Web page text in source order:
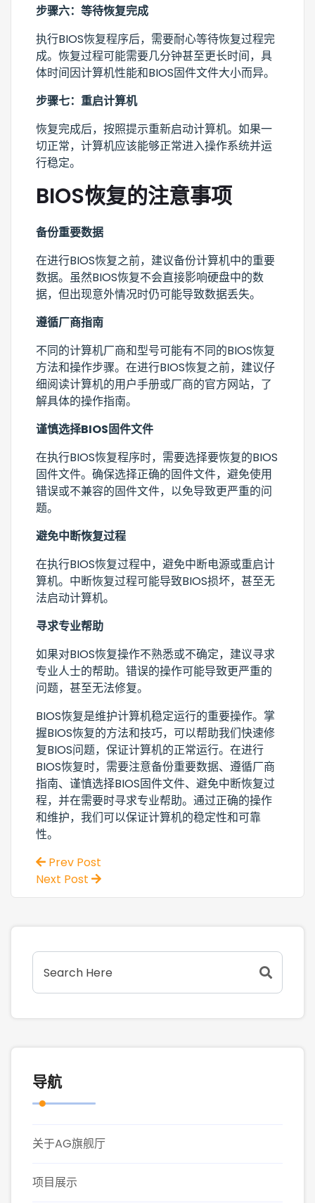
步骤六：等待恢复完成
执行BIOS恢复程序后，需要耐心等待恢复过程完
成。恢复过程可能需要几分钟甚至更长时间，具
体时间因计算机性能和BIOS固件文件大小而异。
步骤七：重启计算机
恢复完成后，按照提示重新启动计算机。如果一
切正常，计算机应该能够正常进入操作系统并运
行稳定。
BIOS恢复的注意事项
备份重要数据
在进行BIOS恢复之前，建议备份计算机中的重要
数据。虽然BIOS恢复不会直接影响硬盘中的数
据，但出现意外情况时仍可能导致数据丢失。
遵循厂商指南
不同的计算机厂商和型号可能有不同的BIOS恢复
方法和操作步骤。在进行BIOS恢复之前，建议仔
细阅读计算机的用户手册或厂商的官方网站，了
解具体的操作指南。
谨慎选择BIOS固件文件
在执行BIOS恢复程序时，需要选择要恢复的BIOS
固件文件。确保选择正确的固件文件，避免使用
错误或不兼容的固件文件，以免导致更严重的问
题。
避免中断恢复过程
在执行BIOS恢复过程中，避免中断电源或重启计
算机。中断恢复过程可能导致BIOS损坏，甚至无
法启动计算机。
寻求专业帮助
如果对BIOS恢复操作不熟悉或不确定，建议寻求
专业人士的帮助。错误的操作可能导致更严重的
问题，甚至无法修复。
BIOS恢复是维护计算机稳定运行的重要操作。掌
握BIOS恢复的方法和技巧，可以帮助我们快速修
复BIOS问题，保证计算机的正常运行。在进行
BIOS恢复时，需要注意备份重要数据、遵循厂商
指南、谨慎选择BIOS固件文件、避免中断恢复过
程，并在需要时寻求专业帮助。通过正确的操作
和维护，我们可以保证计算机的稳定性和可靠
性。
Prev Post
Next Post
导航
关于AG旗舰厅
项目展示